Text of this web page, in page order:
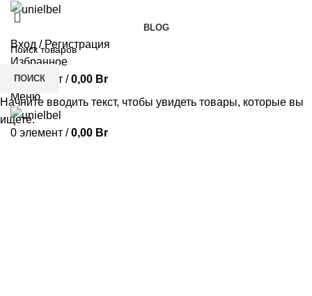
BLOG
Вход / Регистрация
Избранное
0элемент / 0,00 Br
Меню
0 элемент / 0,00 Br
ПОИСК
Начните вводить текст, чтобы увидеть товары, которые вы
ищете.